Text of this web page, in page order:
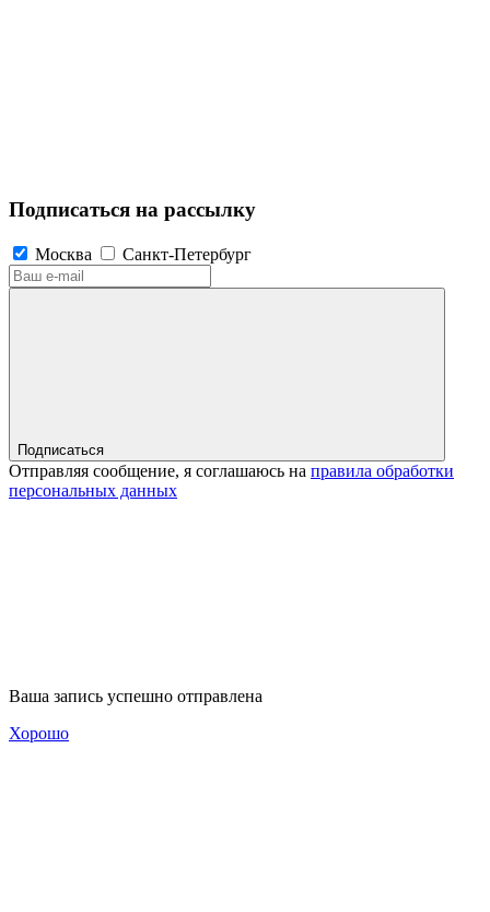
Подписаться на рассылку
Москва Санкт-Петербург
Подписаться
Отправляя сообщение, я соглашаюсь на правила обработки
персональных данных
Ваша запись успешно отправлена
Хорошо